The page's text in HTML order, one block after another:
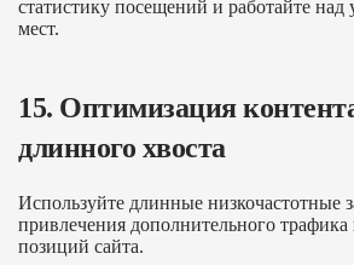
статистику посещений и работайте
мест.
15. Оптимизация
длинного хвоста
Используйте длинные низкочастотные
привлечения дополнительного
позиций сайта.